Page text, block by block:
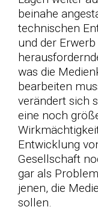
beinahe
technischen
und der
was die
bearbeiten
verändert sich
eine noch
Entwicklung
Gesellschaft
gar als
jenen, die
sollen.